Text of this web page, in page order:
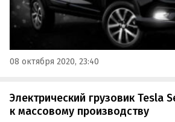
08 октября 2020, 23:40
Электрический грузовик Tesla
к массовому производству